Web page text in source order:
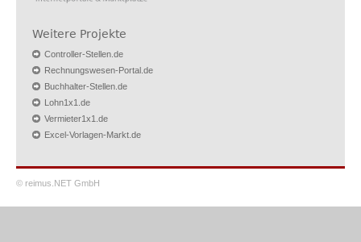
Weitere Projekte
Controller-Stellen.de
Rechnungswesen-Portal.de
Buchhalter-Stellen.de
Lohn1x1.de
Vermieter1x1.de
Excel-Vorlagen-Markt.de
© reimus.NET GmbH